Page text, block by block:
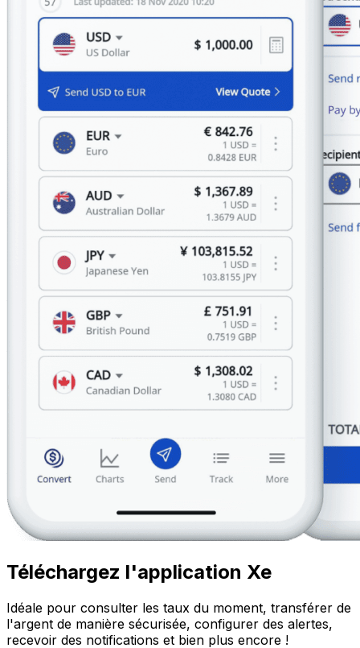
Téléchargez l'application Xe
Idéale pour consulter les taux du moment, transférer de
l'argent de manière sécurisée, configurer des alertes,
recevoir des notifications et bien plus encore !